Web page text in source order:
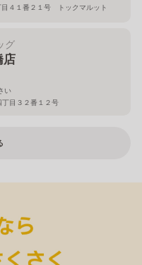
目４１番２１号 トックマルット
グ
店
い
目３２番１２号